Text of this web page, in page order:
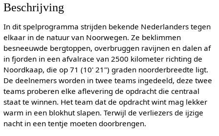
Beschrijving
In dit spelprogramma strijden bekende Nederlanders tegen
elkaar in de natuur van Noorwegen. Ze beklimmen
besneeuwde bergtoppen, overbruggen ravijnen en dalen af
in fjorden in een afvalrace van 2500 kilometer richting de
Noordkaap, die op 71 (10' 21") graden noorderbreedte ligt.
De deelnemers worden in twee teams ingedeeld, deze twee
teams proberen elke aflevering de opdracht die centraal
staat te winnen. Het team dat de opdracht wint mag lekker
warm in een blokhut slapen. Terwijl de verliezers de ijzige
nacht in een tentje moeten doorbrengen.